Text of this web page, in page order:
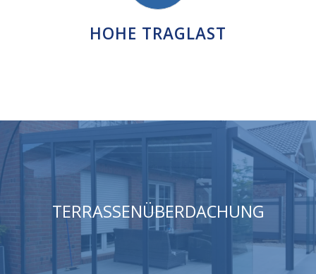
HOHE TRAGLAST
TERRASSENÜBERDACHUNG